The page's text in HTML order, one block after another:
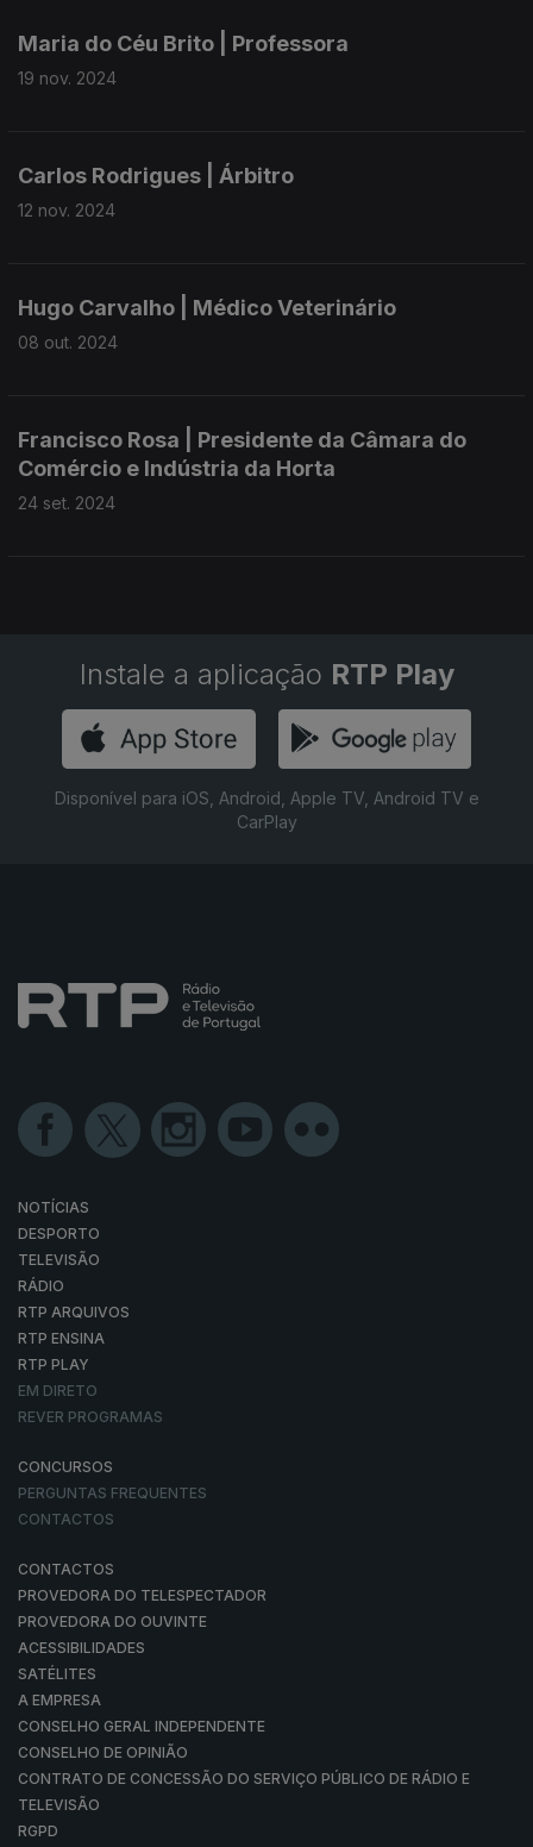
Maria do Céu Brito | Professora
19 nov. 2024
Carlos Rodrigues | Árbitro
12 nov. 2024
Hugo Carvalho | Médico Veterinário
08 out. 2024
Francisco Rosa | Presidente da Câmara do
Comércio e Indústria da Horta
24 set. 2024
Instale a aplicação RTP Play
Disponível para iOS, Android, Apple TV, Android TV e
CarPlay
NOTÍCIAS
DESPORTO
TELEVISÃO
RÁDIO
RTP ARQUIVOS
RTP ENSINA
RTP PLAY
EM DIRETO
REVER PROGRAMAS
CONCURSOS
PERGUNTAS FREQUENTES
CONTACTOS
CONTACTOS
PROVEDORA DO TELESPECTADOR
PROVEDORA DO OUVINTE
ACESSIBILIDADES
SATÉLITES
A EMPRESA
CONSELHO GERAL INDEPENDENTE
CONSELHO DE OPINIÃO
CONTRATO DE CONCESSÃO DO SERVIÇO PÚBLICO DE RÁDIO E
TELEVISÃO
RGPD